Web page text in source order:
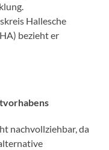
Hallesche
bezieht er
nachvollziehbar, da